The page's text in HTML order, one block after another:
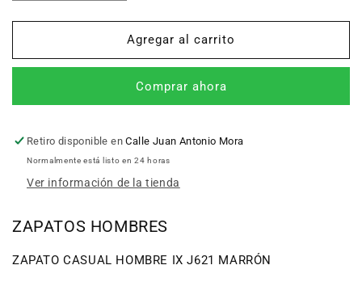
cantidad
para
CASUAL
J621
cantidad
para
ZAPATO
CASUAL
J621
Agregar al carrito
Comprar ahora
Retiro disponible enCalle Juan Antonio Mora
Normalmente está listo en 24 horas
Ver información de la tienda
ZAPATOS HOMBRES
ZAPATO CASUAL HOMBRE IX J621 MARRÓN